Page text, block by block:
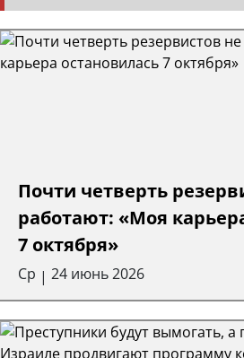
Почти четверть
работают: «Моя
7 октября»
Ср | 24 июнь 2026